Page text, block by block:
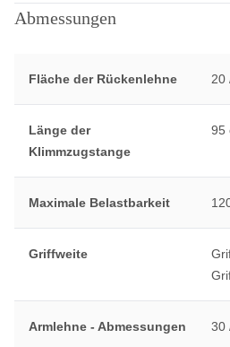
Abmessungen
Fläche der Rückenlehne 20
Länge der
Klimmzugstange
95
Maximale Belastbarkeit
Griffweite
Armlehne - Abmessungen 30